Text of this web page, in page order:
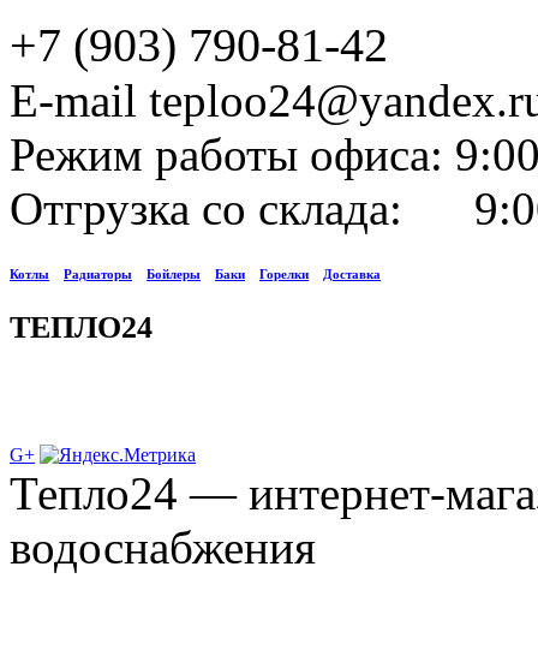
+7 (903) 790-81-42
E-mail
Режим работы офиса:
Отгрузка со склада:
Котлы Радиаторы Бойлеры Баки Горелки Доставка
ТЕПЛО24
G+
Тепло24 — интернет-
водоснабжения